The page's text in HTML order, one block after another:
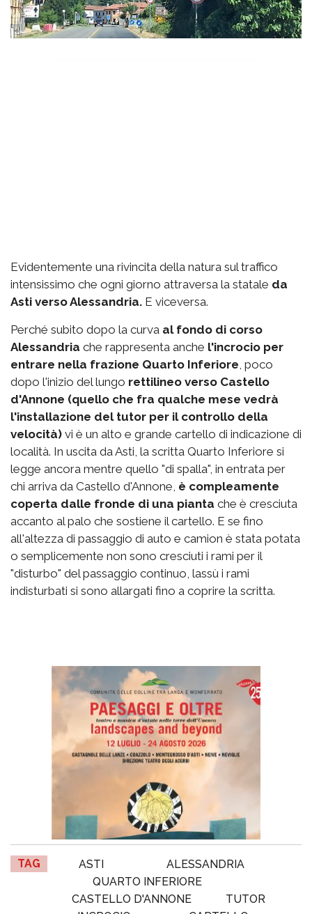
Evidentemente una rivincita della natura sul traffico
intensissimo che ogni giorno attraversa la statale da
Asti verso Alessandria. E viceversa.
Perché subito dopo la curva al fondo di corso
Alessandria che rappresenta anche l'incrocio per
entrare nella frazione Quarto Inferiore, poco
dopo l'inizio del lungo rettilineo verso Castello
d'Annone (quello che fra qualche mese vedrà
l'installazione del tutor per il controllo della
velocità) vi è un alto e grande cartello di indicazione di
località. In uscita da Asti, la scritta Quarto Inferiore si
legge ancora mentre quello "di spalla", in entrata per
chi arriva da Castello d'Annone, è compleamente
coperta dalle fronde di una pianta che è cresciuta
accanto al palo che sostiene il cartello. E se fino
all'altezza di passaggio di auto e camion è stata potata
o semplicemente non sono cresciuti i rami per il
"disturbo" del passaggio continuo, lassù i rami
indisturbati si sono allargati fino a coprire la scritta.
TAG ASTI
ALESSANDRIA
QUARTO INFERIORE
CASTELLO D'ANNONE
TUTOR